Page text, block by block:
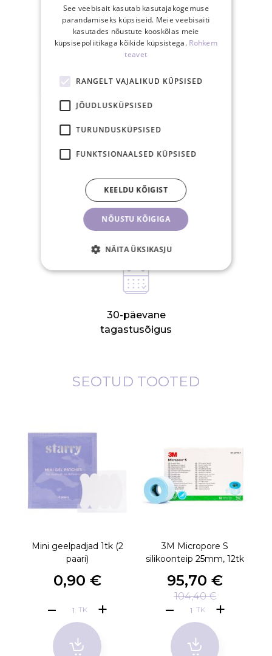
SINU EELISED
Eestis üle 40€
tellimusele
15.00-ks tasutud
tellimus posti samal
tööpäeval
30-päevane
tagastusõigus
SEOTUD TOOTED
Mini geelpadjad 1tk (2
paari)
0,90 €
TK
3M Micropore S
silikoonteip 25mm, 12tk
95,70 €
104,40 €
TK
See veebisait kasutab kasutajakogemuse
parandamiseks küpsiseid. Meie veebisaiti
kasutades nõustute kooskõlas meie
küpsisepoliitikaga kõikide küpsistega. Rohkem
teavet
RANGELT VAJALIKUD KÜPSISED
JÕUDLUSKÜPSISED
TURUNDUSKÜPSISED
FUNKTSIONAALSED KÜPSISED
NÕUSTU KÕIGIGA
KEELDU KÕIGIST
NÄITA ÜKSIKASJU